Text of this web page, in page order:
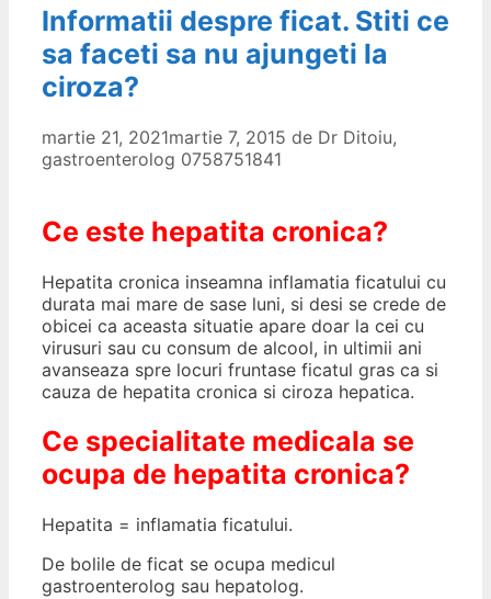
Informatii despre ficat. Stiti ce
sa faceti sa nu ajungeti la
ciroza?
martie 21, 2021martie 7, 2015 de Dr Ditoiu,
gastroenterolog 0758751841
Ce este hepatita cronica?
Hepatita cronica inseamna inflamatia ficatului cu
durata mai mare de sase luni, si desi se crede de
obicei ca aceasta situatie apare doar la cei cu
virusuri sau cu consum de alcool, in ultimii ani
avanseaza spre locuri fruntase ficatul gras ca si
cauza de hepatita cronica si ciroza hepatica.
Ce specialitate medicala se
ocupa de hepatita cronica?
Hepatita = inflamatia ficatului.
De bolile de ficat se ocupa medicul
gastroenterolog sau hepatolog.